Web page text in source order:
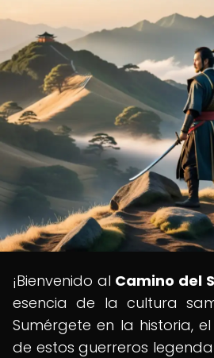
¡Bienvenido al Camino del
esencia de la cultura
Sumérgete en la historia,
de estos guerreros